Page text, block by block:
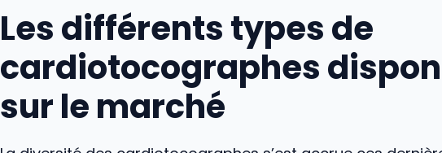
Les différents types de
cardiotocographes
sur le marché